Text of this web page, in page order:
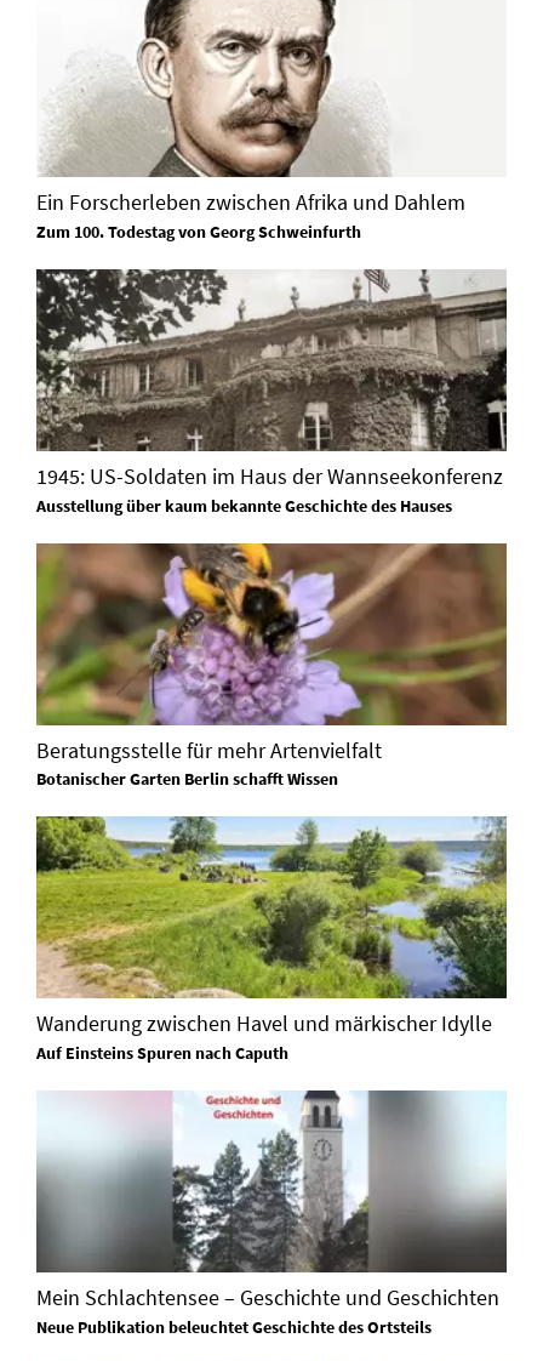
Ein Forscherleben zwischen Afrika und Dahlem
Zum 100. Todestag von Georg Schweinfurth
1945: US-Soldaten im Haus der Wannseekonferenz
Ausstellung über kaum bekannte Geschichte des Hauses
Beratungsstelle für mehr Artenvielfalt
Botanischer Garten Berlin schafft Wissen
Wanderung zwischen Havel und märkischer Idylle
Auf Einsteins Spuren nach Caputh
Mein Schlachtensee – Geschichte und Geschichten
Neue Publikation beleuchtet Geschichte des Ortsteils